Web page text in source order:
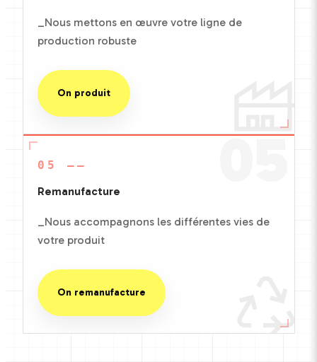
_Nous mettons en œuvre votre ligne de
production robuste
On produit
05
05 ——
Remanufacture
_Nous accompagnons les différentes vies de
votre produit
On remanufacture